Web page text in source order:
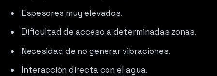
Espesores muy elevados.
Dificultad de acceso a determinadas zonas.
Necesidad de no generar vibraciones.
Interacción directa con el agua.